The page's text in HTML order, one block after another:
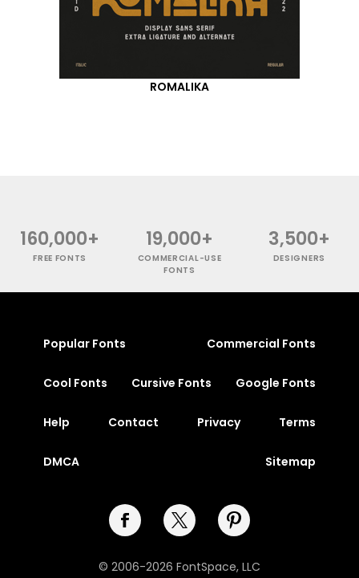
ROMALIKA
160,000+
FREE FONTS
19,000+
COMMERCIAL-USE
FONTS
3,500+
DESIGNERS
Popular Fonts Commercial Fonts
Cool Fonts Cursive Fonts Google Fonts
Help Contact Privacy Terms
DMCA Sitemap
© 2006-2026 FontSpace, LLC